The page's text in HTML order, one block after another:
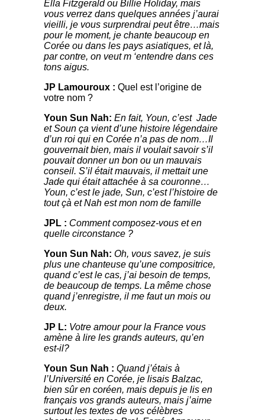
Ella Fitzgerald ou Billie Holiday, mais
vous verrez dans quelques années j’aurai
vieilli, je vous surprendrai peut être…mais
pour le moment, je chante beaucoup en
Corée ou dans les pays asiatiques, et là,
par contre, on veut m ‘entendre dans ces
tons aigus.
JP Lamouroux : Quel est l’origine de
votre nom ?
Youn Sun Nah: En fait, Youn, c’est Jade
et Soun ça vient d’une histoire légendaire
d’un roi qui en Corée n’a pas de nom…Il
gouvernait bien, mais il voulait savoir s’il
pouvait donner un bon ou un mauvais
conseil. S’il était mauvais, il mettait une
Jade qui était attachée à sa couronne…
Youn, c’est le jade, Sun, c’est l’histoire de
tout çà et Nah est mon nom de famille
JPL : Comment composez-vous et en
quelle circonstance ?
Youn Sun Nah: Oh, vous savez, je suis
plus une chanteuse qu’une compositrice,
quand c’est le cas, j’ai besoin de temps,
de beaucoup de temps. La même chose
quand j’enregistre, il me faut un mois ou
deux.
JP L: Votre amour pour la France vous
amène à lire les grands auteurs, qu’en
est-il?
Youn Sun Nah : Quand j’étais à
l’Université en Corée, je lisais Balzac,
bien sûr en coréen, mais depuis je lis en
français vos grands auteurs, mais j’aime
surtout les textes de vos célèbres